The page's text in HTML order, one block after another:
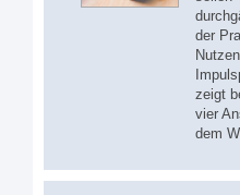
der
zeigt
vier
dem